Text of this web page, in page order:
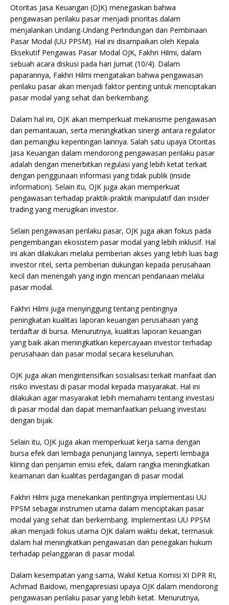
Otoritas Jasa Keuangan (OJK) menegaskan bahwa
pengawasan perilaku pasar menjadi prioritas dalam
menjalankan Undang-Undang Perlindungan dan Pembinaan
Pasar Modal (UU PPSM). Hal ini disampaikan oleh Kepala
Eksekutif Pengawas Pasar Modal OJK, Fakhri Hilmi, dalam
sebuah acara diskusi pada hari Jumat (10/4). Dalam
paparannya, Fakhri Hilmi mengatakan bahwa pengawasan
perilaku pasar akan menjadi faktor penting untuk menciptakan
pasar modal yang sehat dan berkembang.
Dalam hal ini, OJK akan memperkuat mekanisme pengawasan
dan pemantauan, serta meningkatkan sinergi antara regulator
dan pemangku kepentingan lainnya. Salah satu upaya Otoritas
Jasa Keuangan dalam mendorong pengawasan perilaku pasar
adalah dengan menerbitkan regulasi yang lebih ketat terkait
dengan penggunaan informasi yang tidak publik (inside
information). Selain itu, OJK juga akan memperkuat
pengawasan terhadap praktik-praktik manipulatif dan insider
trading yang merugikan investor.
Selain pengawasan perilaku pasar, OJK juga akan fokus pada
pengembangan ekosistem pasar modal yang lebih inklusif. Hal
ini akan dilakukan melalui pemberian akses yang lebih luas bagi
investor ritel, serta pemberian dukungan kepada perusahaan
kecil dan menengah yang ingin mencari pendanaan melalui
pasar modal.
Fakhri Hilmi juga menyinggung tentang pentingnya
peningkatan kualitas laporan keuangan perusahaan yang
terdaftar di bursa. Menurutnya, kualitas laporan keuangan
yang baik akan meningkatkan kepercayaan investor terhadap
perusahaan dan pasar modal secara keseluruhan.
OJK juga akan mengintensifkan sosialisasi terkait manfaat dan
risiko investasi di pasar modal kepada masyarakat. Hal ini
dilakukan agar masyarakat lebih memahami tentang investasi
di pasar modal dan dapat memanfaatkan peluang investasi
dengan bijak.
Selain itu, OJK juga akan memperkuat kerja sama dengan
bursa efek dan lembaga penunjang lainnya, seperti lembaga
kliring dan penjamin emisi efek, dalam rangka meningkatkan
keamanan dan kualitas perdagangan di pasar modal.
Fakhri Hilmi juga menekankan pentingnya implementasi UU
PPSM sebagai instrumen utama dalam menciptakan pasar
modal yang sehat dan berkembang. Implementasi UU PPSM
akan menjadi fokus utama OJK dalam waktu dekat, termasuk
dalam hal meningkatkan pengawasan dan penegakan hukum
terhadap pelanggaran di pasar modal.
Dalam kesempatan yang sama, Wakil Ketua Komisi XI DPR RI,
Achmad Baidowi, mengapresiasi upaya OJK dalam mendorong
pengawasan perilaku pasar yang lebih ketat. Menurutnya,